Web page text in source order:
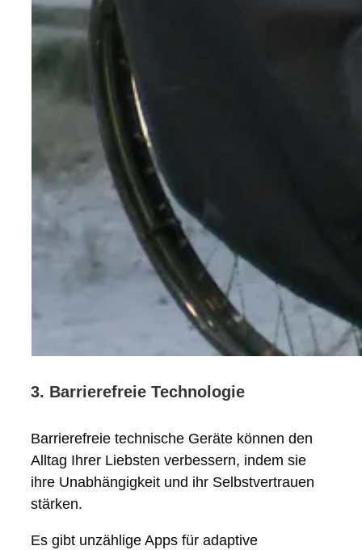
3. Barrierefreie Technologie
Barrierefreie technische Geräte können den
Alltag Ihrer Liebsten verbessern, indem sie
ihre Unabhängigkeit und ihr Selbstvertrauen
stärken.
Es gibt unzählige Apps für adaptive